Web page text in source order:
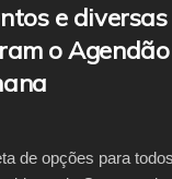
e diversas
o
de opções para